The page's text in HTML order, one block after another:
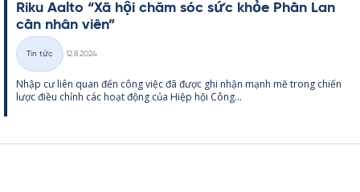
Riku Aalto “Xã hội chăm sóc sức khỏe Phần Lan
cần nhân viên”
Thể
loại
Tin tức
12.8.2024
Nhập cư liên quan đến công việc đã được ghi nhận mạnh mẽ trong chiến
lược điều chỉnh các hoạt động của Hiệp hội Công...